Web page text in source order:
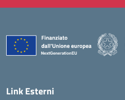
Link Esterni